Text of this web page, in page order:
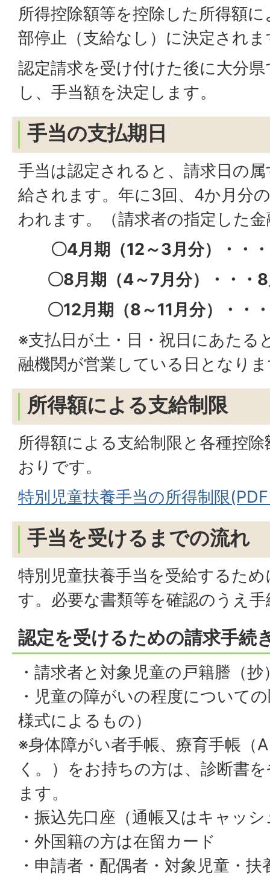
所得控除額等を控除した所得額
部停止（支給なし）に決定され
認定請求を受け付けた後に大分
し、手当額を決定します。
手当の支払期日
手当は認定されると、請求日の
給されます。年に3回、4か月分
われます。（請求者の指定した
〇4月期（12～3月分）・・
〇8月期（4～7月分）・・・8
〇12月期（8～11月分）・・・
※支払日が土・日・祝日にあたる
融機関が営業している日となり
所得額による支給制限
所得額による支給制限と各種控
おりです。
特別児童扶養手当の所得制限
手当を受けるまでの流れ
特別児童扶養手当を受給するた
す。必要な書類等を確認のうえ
認定を受けるための請求手続
・請求者と対象児童の戸籍謄（抄
・児童の障がいの程度について
様式によるもの）
※身体障がい者手帳、療育手帳（
く。）をお持ちの方は、診断書
ます。
・振込先口座（通帳又はキャッ
・外国籍の方は在留カード
・申請者・配偶者・対象児童・